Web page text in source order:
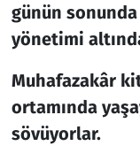
günün
yönetimi
Muhafazakâr
ortamında
sövüyorlar.